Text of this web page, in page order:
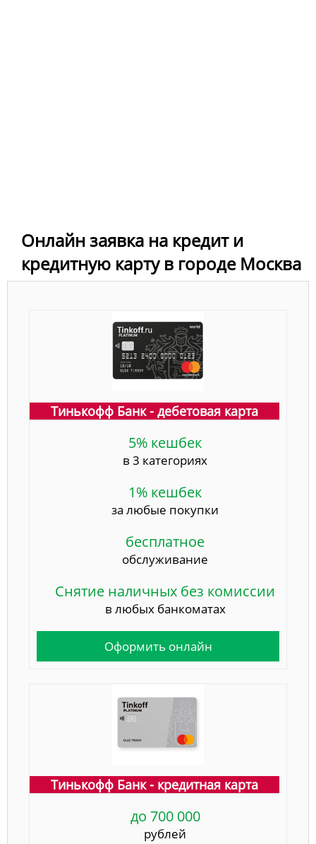
Онлайн заявка на кредит и
кредитную карту в городе Москва
Тинькофф Банк - дебетовая карта
5% кешбек
в 3 категориях
1% кешбек
за любые покупки
бесплатное
обслуживание
Снятие наличных без комиссии
в любых банкоматах
Оформить онлайн
Тинькофф Банк - кредитная карта
до 700 000
рублей